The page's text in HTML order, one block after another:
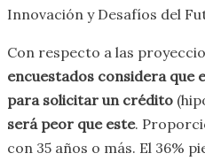
Innovación y Desafíos del
Con respecto a las
encuestados considera que
para solicitar un crédito
será peor que este.
con 35 años o más. El 36%